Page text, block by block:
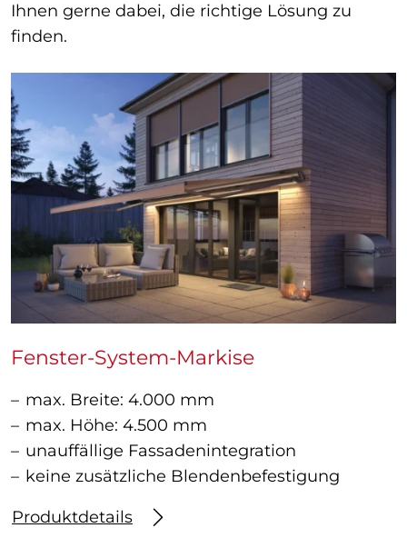
Ihnen gerne dabei, die richtige Lösung zu
finden.
Fenster-System-Markise
max. Breite: 4.000 mm
max. Höhe: 4.500 mm
unauffällige Fassadenintegration
keine zusätzliche Blendenbefestigung
Produktdetails